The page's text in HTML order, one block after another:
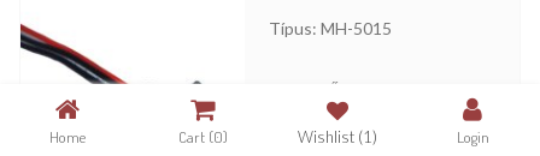
Típus: MH-5015
MINIATŰR HANGMODUL •
Kis méret • 12V DC • 20Hz –
16000Hz • Jel/zaj arány jobb,
Home Cart (0) Wishlist (1) Login